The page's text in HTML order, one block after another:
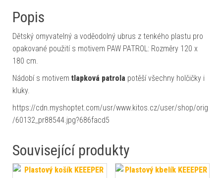
Popis
Dětský omyvatelný a voděodolný ubrus z tenkého plastu pro
opakované použití s motivem PAW PATROL: Rozměry 120 x
180 cm.
Nádobí s motivem tlapková patrola potěší všechny holčičky i
kluky.
https://cdn.myshoptet.com/usr/www.kitos.cz/user/shop/orig
/60132_pr88544.jpg?686facd5
Související produkty